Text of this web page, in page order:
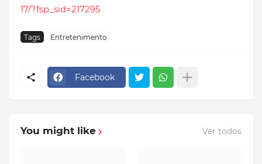
17/?fsp_sid=217295
Tags Entretenimento
Facebook
You might like Ver todos